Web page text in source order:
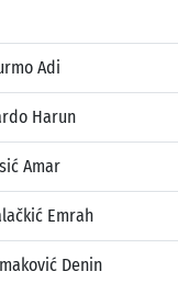
Adi
Harun
Amar
Emrah
Denin